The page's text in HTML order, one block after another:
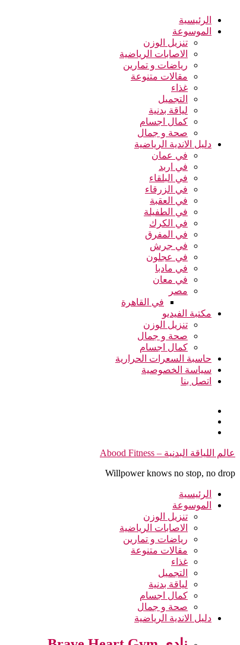
الرئيسية
الموسوعة
تنزيل الوزن
الاصابات الرياضية
رياضات و تمارين
مقالات متنوعة
غذاء
التجميل
لياقة بدنية
كمال اجسام
صحة و جمال
دليل الاندية الرياضية
في عمان
في اربد
في البلقاء
في الزرقاء
في العقبة
في الطفيلة
في الكرك
في المفرق
في جرش
في عجلون
في مادبا
في معان
مصر
في القاهرة
مكتبة الفيديو
تنزيل الوزن
صحة و جمال
كمال اجسام
حاسبة السعرات الحرارية
سياسة الخصوصية
اتصل بنا
التجاوز
المحتوى
عالم اللياقة البدنية – Abood Fitness
Willpower knows no stop, no drop
الرئيسية
الموسوعة
تنزيل الوزن
الاصابات الرياضية
رياضات و تمارين
مقالات متنوعة
غذاء
التجميل
لياقة بدنية
كمال اجسام
صحة و جمال
دليل الاندية الرياضية